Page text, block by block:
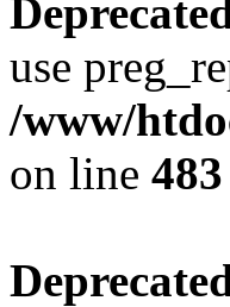
use
/www/
on line 483